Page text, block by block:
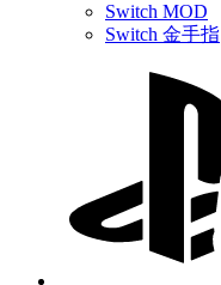
Switch MOD
Switch 金手指